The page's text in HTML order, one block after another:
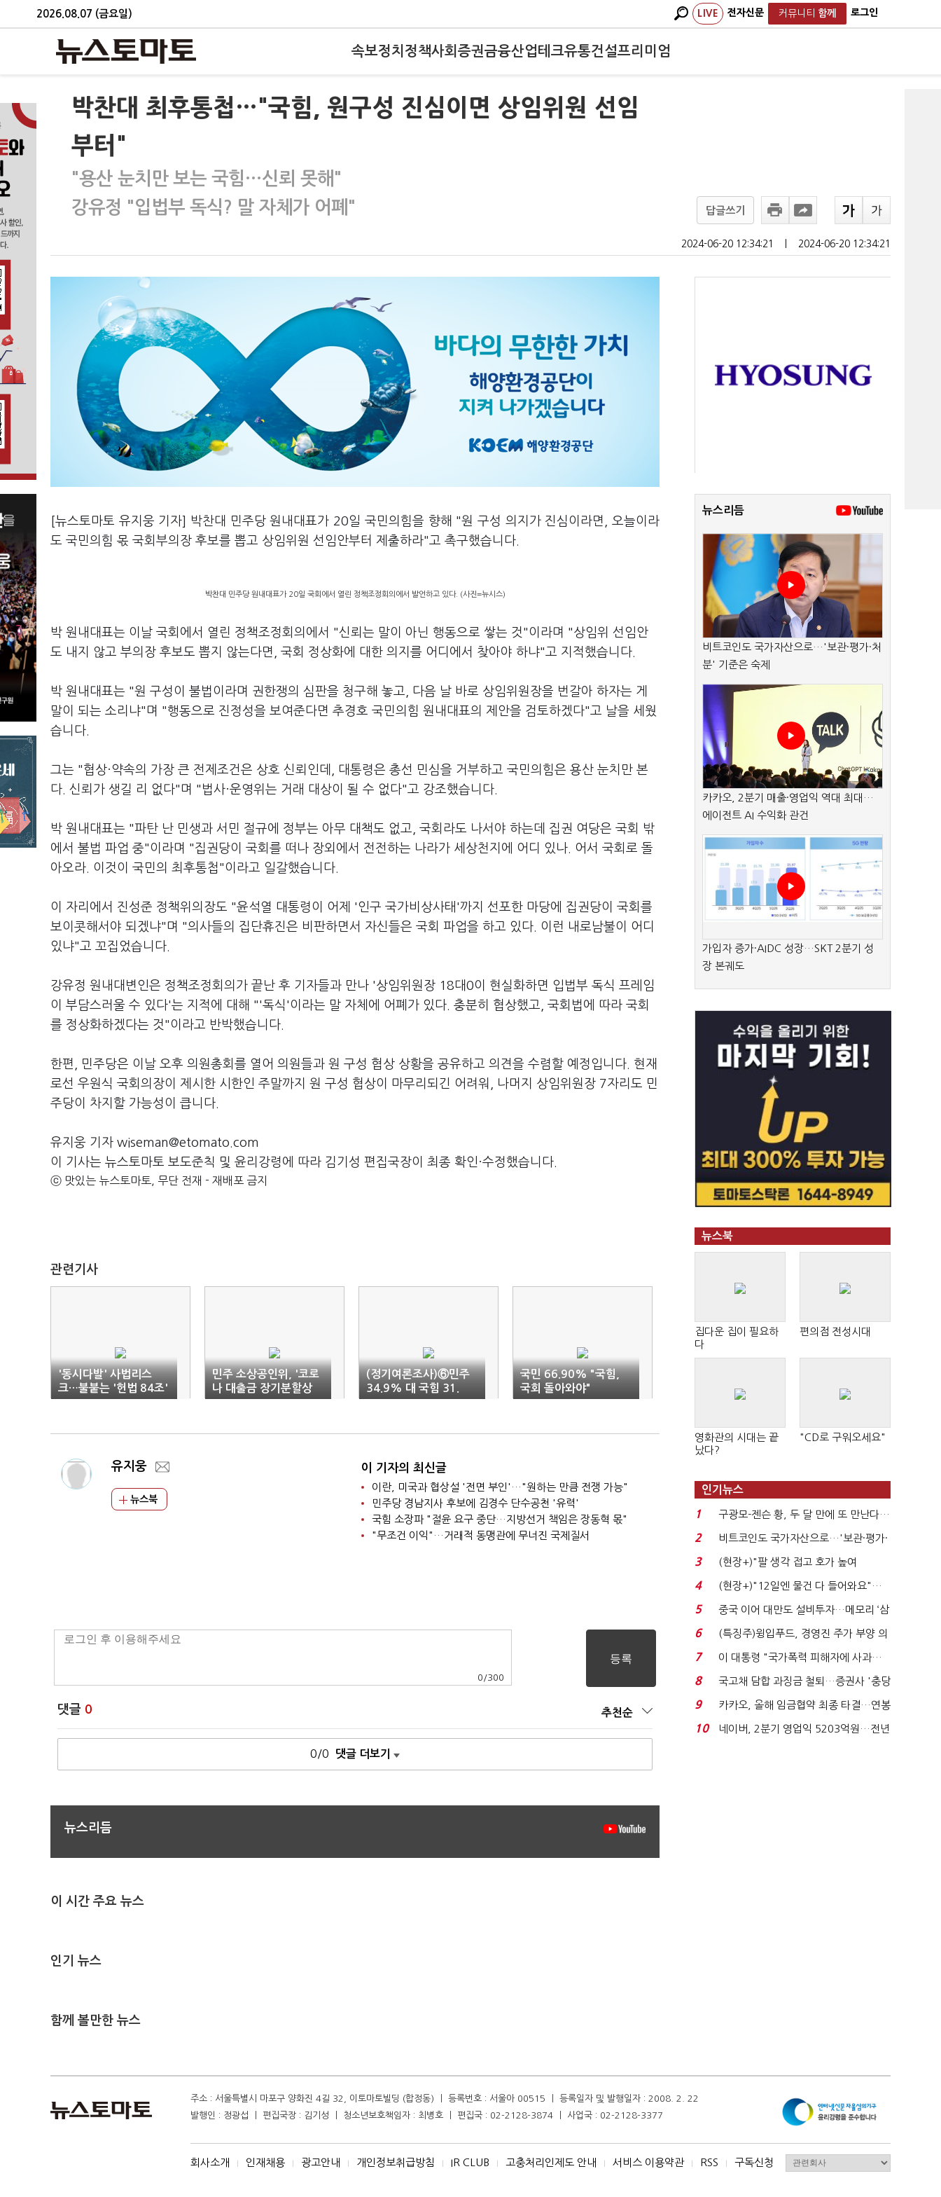
2026.08.07 (금요일) LIVE 전자신문 커뮤니티 함께 로그인
속보정치 정책사회 증권금융산업테크유통건설프리미엄
박찬대 최후통첩…"국힘, 원구성 진심이면 상임위원 선임
부터"
"용산 눈치만 보는 국힘…신뢰 못해"
강유정 "입법부 독식? 말 자체가 어폐"
답글쓰기
2024-06-20 12:34:21 2024-06-20 12:34:21
[뉴스토마토 유지웅 기자] 박찬대 민주당 원내대표가 20일 국민의힘을 향해 "원 구성 의지가 진심이라면, 오늘이라
도 국민의힘 몫 국회부의장 후보를 뽑고 상임위원 선임안부터 제출하라"고 촉구했습니다.
박찬대 민주당 원내대표가 20일 국회에서 열린 정책조정회의에서 발언하고 있다. (사진=뉴시스)
박 원내대표는 이날 국회에서 열린 정책조정회의에서 "신뢰는 말이 아닌 행동으로 쌓는 것"이라며 "상임위 선임안
도 내지 않고 부의장 후보도 뽑지 않는다면, 국회 정상화에 대한 의지를 어디에서 찾아야 하냐"고 지적했습니다.
박 원내대표는 "원 구성이 불법이라며 권한쟁의 심판을 청구해 놓고, 다음 날 바로 상임위원장을 번갈아 하자는 게
말이 되는 소리냐"며 "행동으로 진정성을 보여준다면 추경호 국민의힘 원내대표의 제안을 검토하겠다"고 날을 세웠
습니다.
그는 "협상·약속의 가장 큰 전제조건은 상호 신뢰인데, 대통령은 총선 민심을 거부하고 국민의힘은 용산 눈치만 본
다. 신뢰가 생길 리 없다"며 "법사·운영위는 거래 대상이 될 수 없다"고 강조했습니다.
박 원내대표는 "파탄 난 민생과 서민 절규에 정부는 아무 대책도 없고, 국회라도 나서야 하는데 집권 여당은 국회 밖
에서 불법 파업 중"이라며 "집권당이 국회를 떠나 장외에서 전전하는 나라가 세상천지에 어디 있나. 어서 국회로 돌
아오라. 이것이 국민의 최후통첩"이라고 일갈했습니다.
이 자리에서 진성준 정책위의장도 "윤석열 대통령이 어제 '인구 국가비상사태'까지 선포한 마당에 집권당이 국회를
보이콧해서야 되겠냐"며 "의사들의 집단휴진은 비판하면서 자신들은 국회 파업을 하고 있다. 이런 내로남불이 어디
있냐"고 꼬집었습니다.
강유정 원내대변인은 정책조정회의가 끝난 후 기자들과 만나 '상임위원장 18대0이 현실화하면 입법부 독식 프레임
이 부담스러울 수 있다'는 지적에 대해 "'독식'이라는 말 자체에 어폐가 있다. 충분히 협상했고, 국회법에 따라 국회
를 정상화하겠다는 것"이라고 반박했습니다.
한편, 민주당은 이날 오후 의원총회를 열어 의원들과 원 구성 협상 상황을 공유하고 의견을 수렴할 예정입니다. 현재
로선 우원식 국회의장이 제시한 시한인 주말까지 원 구성 협상이 마무리되긴 어려워, 나머지 상임위원장 7자리도 민
주당이 차지할 가능성이 큽니다.
유지웅 기자 wiseman@etomato.com
이 기사는 뉴스토마토 보도준칙 및 윤리강령에 따라 김기성 편집국장이 최종 확인·수정했습니다.
ⓒ 맛있는 뉴스토마토, 무단 전재 - 재배포 금지
관련기사
'동시다발' 사법리스
크…불붙는 '헌법 84조'
민주 소상공인위, '코로
나 대출금 장기분할상
환'·'민생회복지원금' 도
(정기여론조사)⑥민주
34.9% 대 국힘 31.
4% 대 조국 11.3%
국민 66.90% "국힘,
국회 돌아와야"
유지웅
뉴스북
이 기자의 최신글
이란, 미국과 협상설 '전면 부인'…"원하는 만큼 전쟁 가능"
민주당 경남지사 후보에 김경수 단수공천 '유력'
국힘 소장파 "절윤 요구 중단…지방선거 책임은 장동혁 몫"
"무조건 이익"…거래적 동맹관에 무너진 국제질서
0 /300
댓글 0 추천순
0/0 댓글 더보기
뉴스리듬
이 시간 주요 뉴스
인기 뉴스
함께 볼만한 뉴스
뉴스리듬
비트코인도 국가자산으로…'보관·평가·처
분' 기준은 숙제
카카오, 2분기 매출·영업익 역대 최대…
에이전트 AI 수익화 관건
가입자 증가·AIDC 성장…SKT 2분기 성
장 본궤도
뉴스북
집다운 집이 필요하
다
편의점 전성시대
영화관의 시대는 끝
났다?
"CD로 구워오세요"
인기뉴스
1
구광모-젠슨 황, 두 달 만에 또 만난다…
로봇·AI 등 논...
2
비트코인도 국가자산으로…'보관·평가·
처분' 기준은 ...
3
(현장+)"팔 생각 접고 호가 높여
요"…'덜 똘똘한 한 채' 20...
4
(현장+)"12일엔 물건 다 들어와요"…
빈 매대 채우며 문 연 ...
5
중국 이어 대만도 설비투자…메모리 ‘삼
국전쟁’
6
(특징주)윙입푸드, 경영진 주가 부양 의
지에 상한가...
7
이 대통령 "국가폭력 피해자에 사과…
적극적 조사로 진...
8
국고채 담합 과징금 철퇴…증권사 '충당
금 폭탄' 우려...
9
카카오, 올해 임금협약 최종 타결…연봉
6.3% 인상·격려...
10
네이버, 2분기 영업익 5203억원…전년
주소 : 서울특별시 마포구 양화진 4길 32, 이토마토빌딩 (합정동) ㅣ 등록번호 : 서울아 00515 ㅣ 등록일자 및 발행일자 : 2008. 2. 22
발행인 : 정광섭 ㅣ 편집국장 : 김기성 ㅣ 청소년보호책임자 : 최병호 ㅣ 편집국 : 02-2128-3874 ㅣ 사업국 : 02-2128-3377
회사소개 I 인재채용 I 광고안내 I 개인정보취급방침 I IR CLUB I 고충처리인제도 안내 I 서비스 이용약관 I RSS I 구독신청